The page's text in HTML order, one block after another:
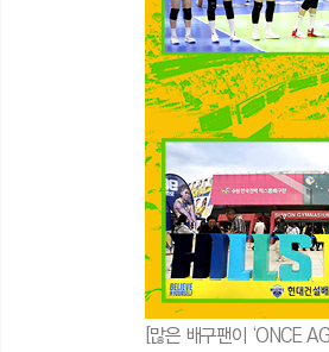
[많은 배구팬이 ‘ONCE